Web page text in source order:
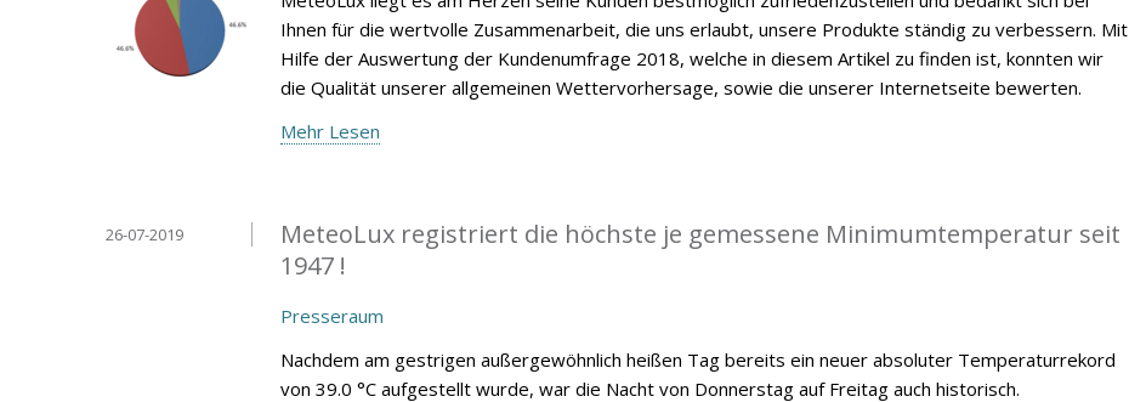
Ihnen für die wertvolle Zusammenarbeit, die uns erlaubt, unsere Produkte ständig zu verbessern. Mit
Hilfe der Auswertung der Kundenumfrage 2018, welche in diesem Artikel zu finden ist, konnten wir
die Qualität unserer allgemeinen Wettervorhersage, sowie die unserer Internetseite bewerten.
Mehr Lesen
MeteoLux registriert die höchste je gemessene Minimumtemperatur seit
1947 !
26-07-2019
Presseraum
Nachdem am gestrigen außergewöhnlich heißen Tag bereits ein neuer absoluter Temperaturrekord
von 39.0 °C aufgestellt wurde, war die Nacht von Donnerstag auf Freitag auch historisch.